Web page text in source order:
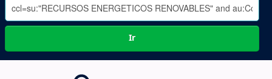
Ir